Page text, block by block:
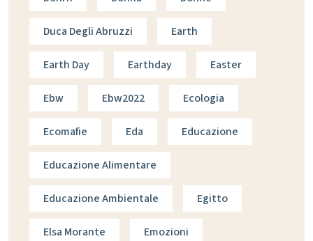
Duca Degli Abruzzi Earth
Earth Day Earthday Easter
Ebw Ebw2022 Ecologia
Ecomafie Eda Educazione
Educazione Alimentare
Educazione Ambientale Egitto
Elsa Morante Emozioni